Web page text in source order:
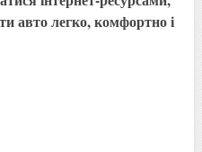
авто легко, комфортно і